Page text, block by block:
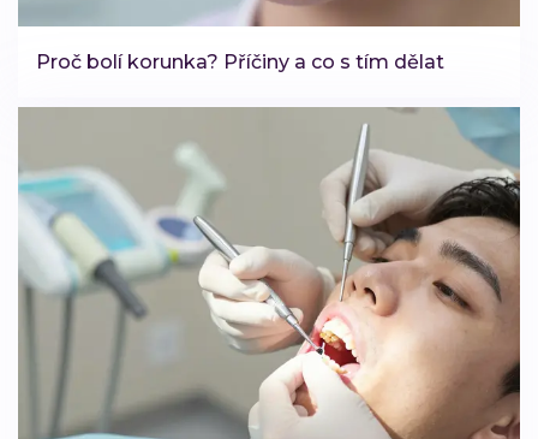
Proč bolí korunka? Příčiny a co s tím dělat